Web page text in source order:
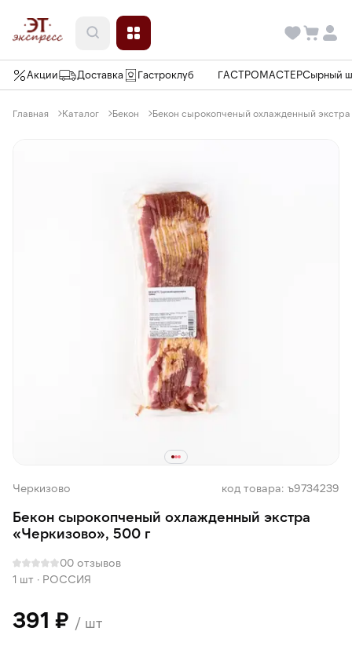
Акции Доставка Гастроклуб ГАСТРОМАСТЕРСырный
Главная Каталог Бекон Бекон сырокопченый охлажденный экстра
Черкизово код товара: ъ9734239
Бекон сырокопченый охлажденный экстра
«Черкизово», 500 г
00 отзывов
1 шт · РОССИЯ
391 ₽ / шт